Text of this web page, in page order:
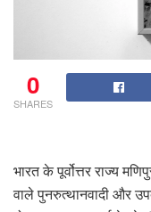
0
SHARES
भारत के पूर्वोत्तर राज्य
वाले पुनरुत्थानवादी और